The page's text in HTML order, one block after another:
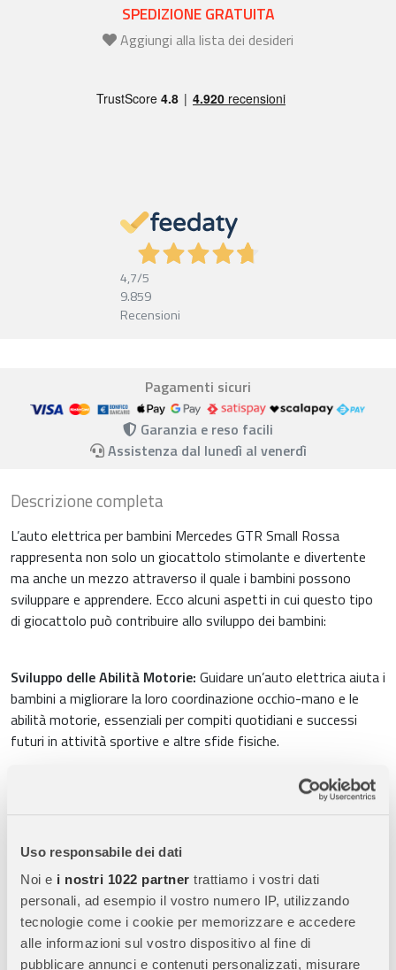
Uso responsabile dei dati
Noi e i nostri 1022 partner trattiamo i vostri dati
personali, ad esempio il vostro numero IP, utilizzando
tecnologie come i cookie per memorizzare e accedere
alle informazioni sul vostro dispositivo al fine di
pubblicare annunci e contenuti personalizzati, misurare
SPEDIZIONE GRATUITA
Aggiungi alla lista dei desideri
4,7/5
9.859
Recensioni
Pagamenti sicuri
Garanzia e reso facili
Assistenza dal lunedì al venerdì
Descrizione completa
L’auto elettrica per bambini Mercedes GTR Small Rossa
rappresenta non solo un giocattolo stimolante e divertente
ma anche un mezzo attraverso il quale i bambini possono
sviluppare e apprendere. Ecco alcuni aspetti in cui questo tipo
di giocattolo può contribuire allo sviluppo dei bambini:
Sviluppo delle Abilità Motorie: Guidare un’auto elettrica aiuta i
bambini a migliorare la loro coordinazione occhio-mano e le
abilità motorie, essenziali per compiti quotidiani e successi
futuri in attività sportive e altre sfide fisiche.
Prendere decisioni su
quando girare, fermarsi o accelerare insegna ai bambini le basi
Sicurezza e Regole:Imparare a guidare una mini auto elettrica
può insegnare ai bambini le regole basilari della sicurezza
stradale, come l’importanza delle cinture di sicurezza e il
rispetto dei segnali e delle regole, preparandoli in modo ludico
per quando saranno più grandi.